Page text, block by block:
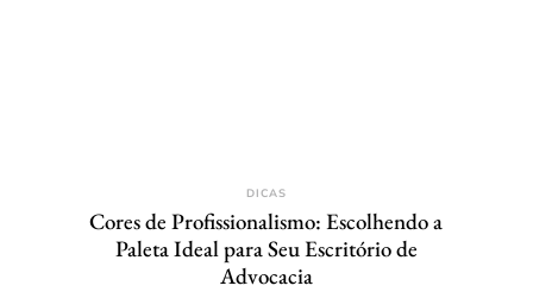
DICAS
Cores de Profissionalismo: Escolhendo a
Paleta Ideal para Seu Escritório de
Advocacia